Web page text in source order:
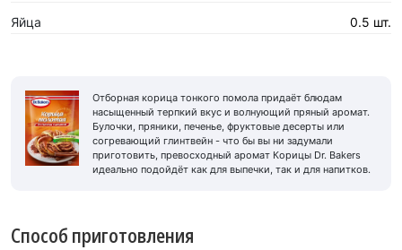
Яйца 0.5 шт.
Отборная корица тонкого помола придаёт блюдам
насыщенный терпкий вкус и волнующий пряный аромат.
Булочки, пряники, печенье, фруктовые десерты или
согревающий глинтвейн - что бы вы ни задумали
приготовить, превосходный аромат Корицы Dr. Bakers
идеально подойдёт как для выпечки, так и для напитков.
Способ приготовления